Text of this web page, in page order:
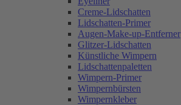
Creme-Lidschatten
Lidschatten-Primer
Augen-Make-up-Entferner
Glitzer-Lidschatten
Künstliche Wimpern
Lidschattenpaletten
Wimpern-Primer
Wimpernbürsten
Wimpernkleber